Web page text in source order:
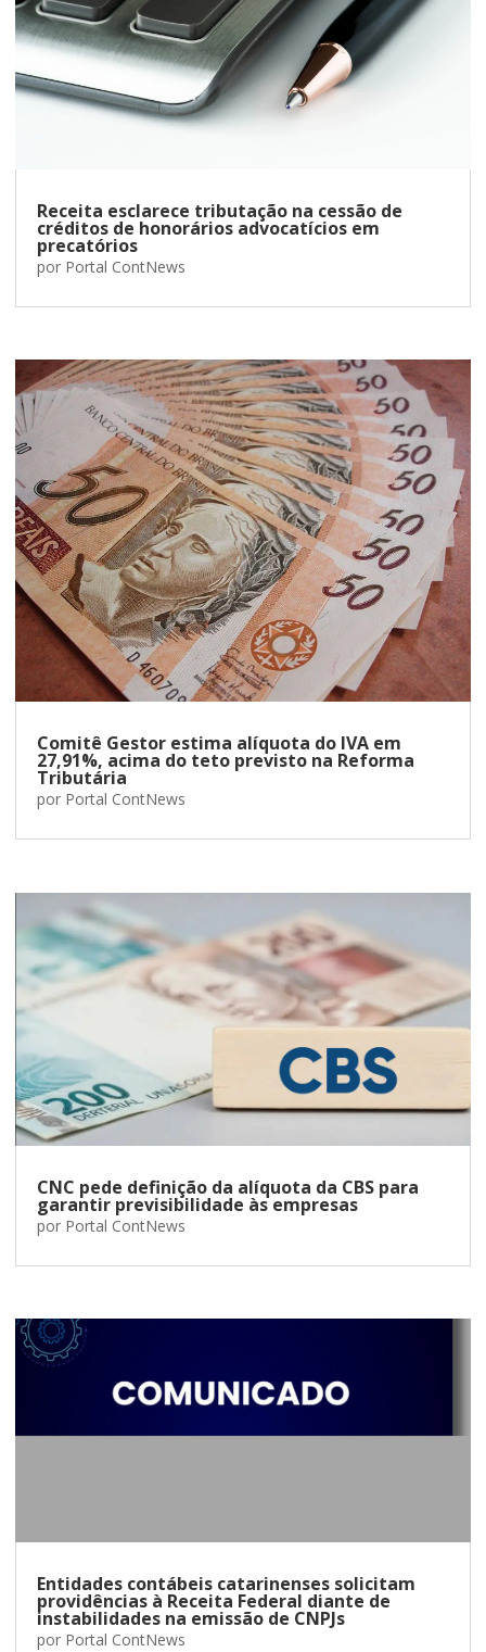
Receita esclarece tributação na cessão de
créditos de honorários advocatícios em
precatórios
por Portal ContNews
Comitê Gestor estima alíquota do IVA em
27,91%, acima do teto previsto na Reforma
Tributária
por Portal ContNews
CNC pede definição da alíquota da CBS para
garantir previsibilidade às empresas
por Portal ContNews
Entidades contábeis catarinenses solicitam
providências à Receita Federal diante de
instabilidades na emissão de CNPJs
por Portal ContNews